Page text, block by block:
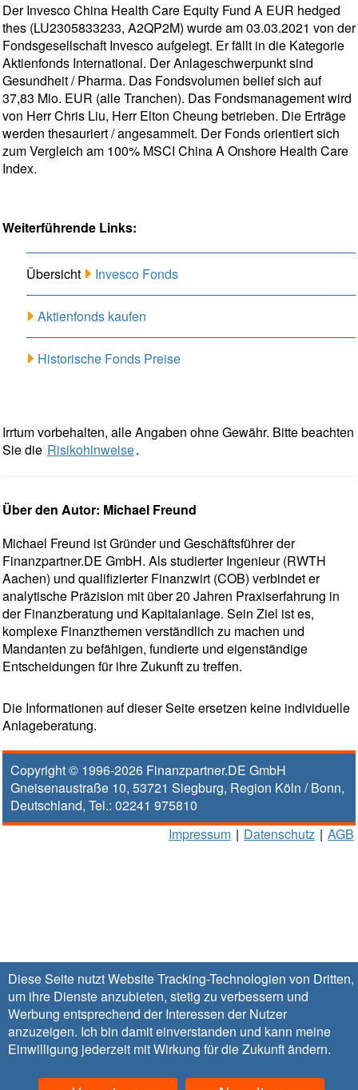
Diese Seite nutzt Website Tracking-Technologien von Dritten,
um ihre Dienste anzubieten, stetig zu verbessern und
Werbung entsprechend der Interessen der Nutzer
anzuzeigen. Ich bin damit einverstanden und kann meine
Einwilligung jederzeit mit Wirkung für die Zukunftändern.
Der Invesco China Health Care Equity Fund A EUR hedged
thes (LU2305833233, A2QP2M) wurde am 03.03.2021 von der
Fondsgesellschaft Invesco aufgelegt. Er fällt in die Kategorie
Aktienfonds International. Der Anlageschwerpunkt sind
Gesundheit / Pharma. Das Fondsvolumen belief sich auf
37,83 Mio. EUR (alle Tranchen). Das Fondsmanagement wird
von Herr Chris Liu, Herr Elton Cheung betrieben. Die Erträge
werden thesauriert / angesammelt. Der Fonds orientiert sich
zum Vergleich am 100% MSCI China A Onshore Health Care
Index.
Weiterführende Links:
Übersicht Invesco Fonds
Aktienfonds kaufen
Historische Fonds Preise
Irrtum vorbehalten, alle Angaben ohne Gewähr. Bitte beachten
Sie die Risikohinweise.
Über den Autor: Michael Freund
Michael Freund ist Gründer und Geschäftsführer der
Finanzpartner.DE GmbH. Als studierter Ingenieur (RWTH
Aachen) und qualifizierter Finanzwirt (COB) verbindet er
analytische Präzision mit über 20 Jahren Praxiserfahrung in
der Finanzberatung und Kapitalanlage. Sein Ziel ist es,
komplexe Finanzthemen verständlich zu machen und
Mandanten zu befähigen, fundierte und eigenständige
Entscheidungen für ihre Zukunft zu treffen.
Die Informationen auf dieser Seite ersetzen keine individuelle
Anlageberatung.
Copyright © 1996-2026 Finanzpartner.DE GmbH
Gneisenaustraße 10, 53721 Siegburg, Region Köln / Bonn,
Deutschland, Tel.: 02241 975810
Impressum | Datenschutz | AGB